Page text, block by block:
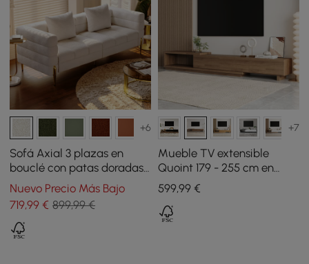
+6
Sofá Axial 3 plazas en
bouclé con patas doradas
y cojines con tapizado
acanalado 201 cm
Nuevo Precio Más Bajo
719,99 € 899,99 €
+7
Mueble TV extensible
Quoint 179 - 255 cm en
madera con 3 cajones -
nogal
599,99€